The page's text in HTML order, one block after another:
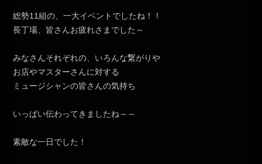
総勢11組の、一大イベントでしたね！！
長丁場、皆さんお疲れさまでした～
みなさんそれぞれの、いろんな繋がりや
お店やマスターさんに対する
ミュージシャンの皆さんの気持ち
いっぱい伝わってきましたね～～
素敵な一日でした！